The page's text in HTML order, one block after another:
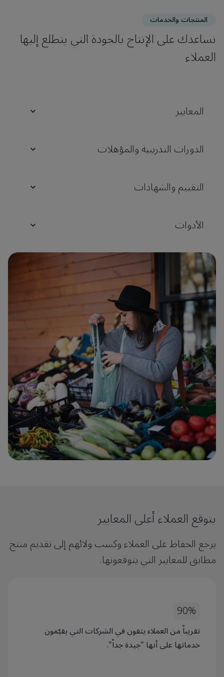
المنتجات والخدمات
نساعدك على الإنتاج بالجودة التي يتطلع إليها
العملاء
المعايير
الدورات التدريبية والمؤهلات
التقييم والشهادات
الأدوات
يتوقع العملاء أعلى المعايير
يرجع الحفاظ على العملاء وكسب ولائهم إلى تقديم منتج
مطابق للمعايير التي يتوقعونها.
90%
تقريباً من العملاء يثقون في الشركات التي يقيّمون
خدماتها على أنها "جيدة جداً".